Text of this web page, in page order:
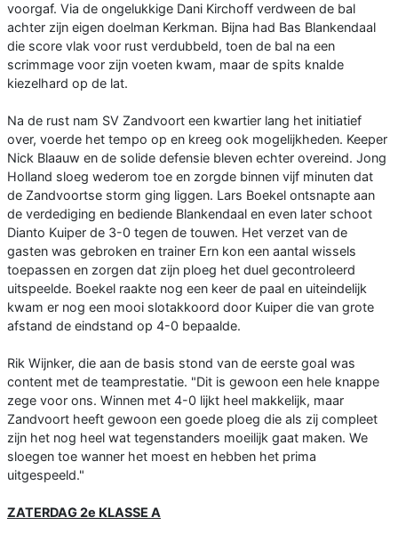
voorgaf. Via de ongelukkige Dani Kirchoff verdween de bal
achter zijn eigen doelman Kerkman. Bijna had Bas Blankendaal
die score vlak voor rust verdubbeld, toen de bal na een
scrimmage voor zijn voeten kwam, maar de spits knalde
kiezelhard op de lat.
Na de rust nam SV Zandvoort een kwartier lang het initiatief
over, voerde het tempo op en kreeg ook mogelijkheden. Keeper
Nick Blaauw en de solide defensie bleven echter overeind. Jong
Holland sloeg wederom toe en zorgde binnen vijf minuten dat
de Zandvoortse storm ging liggen. Lars Boekel ontsnapte aan
de verdediging en bediende Blankendaal en even later schoot
Dianto Kuiper de 3-0 tegen de touwen. Het verzet van de
gasten was gebroken en trainer Ern kon een aantal wissels
toepassen en zorgen dat zijn ploeg het duel gecontroleerd
uitspeelde. Boekel raakte nog een keer de paal en uiteindelijk
kwam er nog een mooi slotakkoord door Kuiper die van grote
afstand de eindstand op 4-0 bepaalde.
Rik Wijnker, die aan de basis stond van de eerste goal was
content met de teamprestatie. "Dit is gewoon een hele knappe
zege voor ons. Winnen met 4-0 lijkt heel makkelijk, maar
Zandvoort heeft gewoon een goede ploeg die als zij compleet
zijn het nog heel wat tegenstanders moeilijk gaat maken. We
sloegen toe wanner het moest en hebben het prima
uitgespeeld."
ZATERDAG 2e KLASSE A